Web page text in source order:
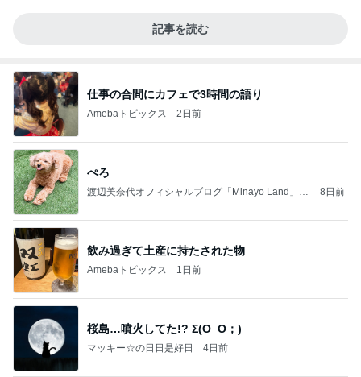
記事を読む
仕事の合間にカフェで3時間の語り
Amebaトピックス 2日前
ぺろ
渡辺美奈代オフィシャルブログ「Minayo Land」P
8日前
飲み過ぎて土産に持たされた物
Amebaトピックス 1日前
桜島…噴火してた!? Σ(O_O；)
マッキー☆の日日是好日 4日前